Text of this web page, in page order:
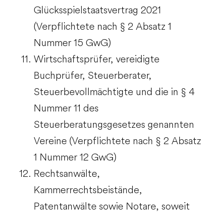
Glücksspielstaatsvertrag 2021
(Verpflichtete nach § 2 Absatz 1
Nummer 15 GwG)
Wirtschaftsprüfer, vereidigte
Buchprüfer, Steuerberater,
Steuerbevollmächtigte und die in § 4
Nummer 11 des
Steuerberatungsgesetzes genannten
Vereine (Verpflichtete nach § 2 Absatz
1 Nummer 12 GwG)
Rechtsanwälte,
Kammerrechtsbeistände,
Patentanwälte sowie Notare, soweit